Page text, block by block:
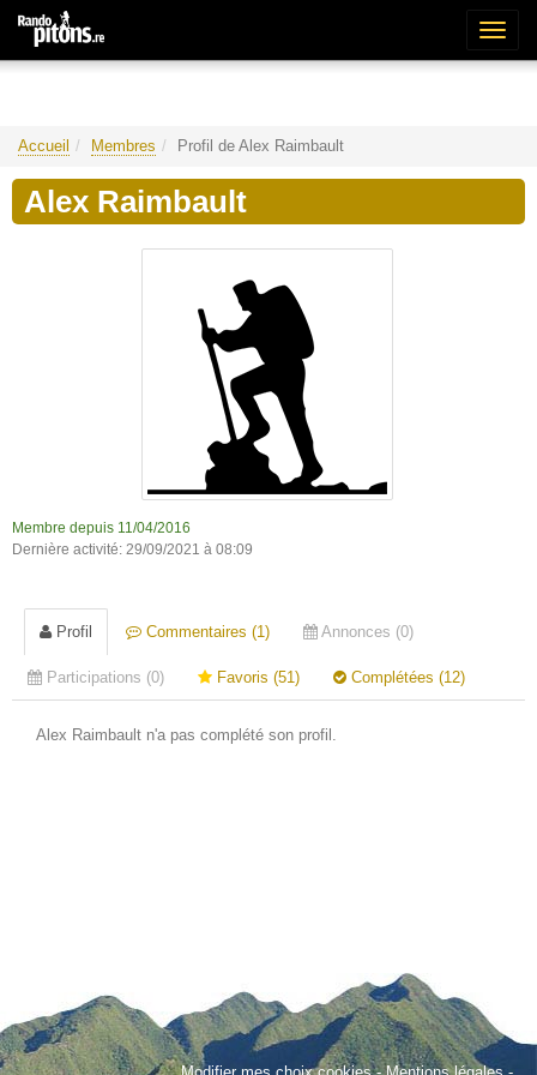
Accueil Membres Profil de Alex Raimbault
Alex Raimbault
Membre depuis 11/04/2016
Dernière activité: 29/09/2021 à 08:09
Profil Commentaires (1) Annonces (0)
Participations (0) Favoris (51) Complétées (12)
Alex Raimbault n'a pas complété son profil.